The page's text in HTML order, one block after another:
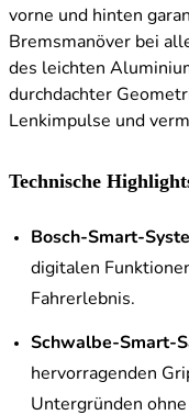
vorne und hinten
Bremsmanöver bei
des leichten
durchdachter
Lenkimpulse und
Technische
Bosch-Smart-
digitalen
Fahrerlebnis.
Schwalbe-Smart-
hervorragenden
Untergründen